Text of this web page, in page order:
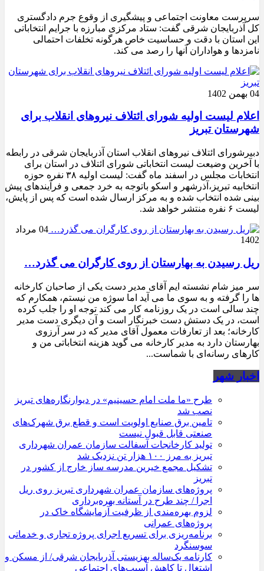
سرپرست معاونت اجتماعی و پیشگیری از وقوع جرم دادگستری
کل آذربایجان شرقی گفت: ستاد مرکزی مبارزه با جرایم انتخاباتی
این استان با دقت و حساسیت خاص هرگونه تخلفات احتمالی
نامزدها و هواداران آنها را رصد می کند.
04 بهمن 1402
اعلام لیست اولیه شورای ائتلاف نیروهای انقلاب برای
شهرستان تبریز
دبیرشورای ائتلاف نیروهای انقلاب استان آذربایجان شرقی در رابطه
با آخرین وضیعت لیست انتخاباتی شورای ائتلاف در استان برای
انتخابات مجلس در اسفند ماه گفت: لیست اولیه ۳۸ نفره حوزه
انتخابیه تبریز،آذرشهر و اسکو باتوجه به خرد جمعی و فرآیندهای پیش
بینی شده انتخاب شده و به مرکز ارسال شده است که پس از پایش،
لیست ۶ نفره منتشر خواهد شد.
04 مرداد
1402
ریل رسیدن به بهارستان از روی کارگران می گذرد…
سر میز شام نشسته ایم آقای مدیر دست یکی از صاحبان کارخانه
ها را گرفته و به سوی ما می آید اما سوژه من نیستم، همکارم که
چند سالی است در یک روزنامه کار می کند توجه او را جلب کرده
است، در یک دستش دست خبرنگار است و آن دیگری دست مدیر
کارخانه؛ بعد از تعارفات معمول آقای مدیر که در سر آرزوی
بهارستان دارد به مدیر کارخانه می گوید هزینه انتخاباتی من و
کارهای رسانه‌ای با شماست...
اخبار شهر
طرح «ما ملت امام حسینیم» در دیوارنگاره‌های تبریز
نصب شد
تامین برق صنایع اولویت است و قطع برق شهرک‌های
صنعتی قابل قبول نیست
تولید کارخانجات آسفالت سازمان عمران شهرداری
تبریز به مرز ۱۰۰ هزار تن نزدیک شد
تشکیل مجمع خیرین مدرسه ‌ساز خارج از کشور در
تبریز
پروژه‌های سازمان عمران شهرداری تبریز روی ریل
اجرا / چند طرح در آستانه بهره‌برداری
لزوم بهره‌مندی از ظرفیت آزمایشگاه خاک در
پروژه‌های عمرانی
برنامه‌ریزی برای تسریع اجرای پروژه تجاری و خدماتی
سوسنگرد
کارنامه یک‌ساله بهزیستی آذربایجان شرقی/ از مسکن و
اشتغال تا کاهش آسیب‌های اجتماعی